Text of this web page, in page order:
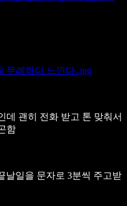
무례하다 느낀다..jpg
데 괜히 전화 받고 톤 맞춰서
함
날일을 문자로 3분씩 주고받